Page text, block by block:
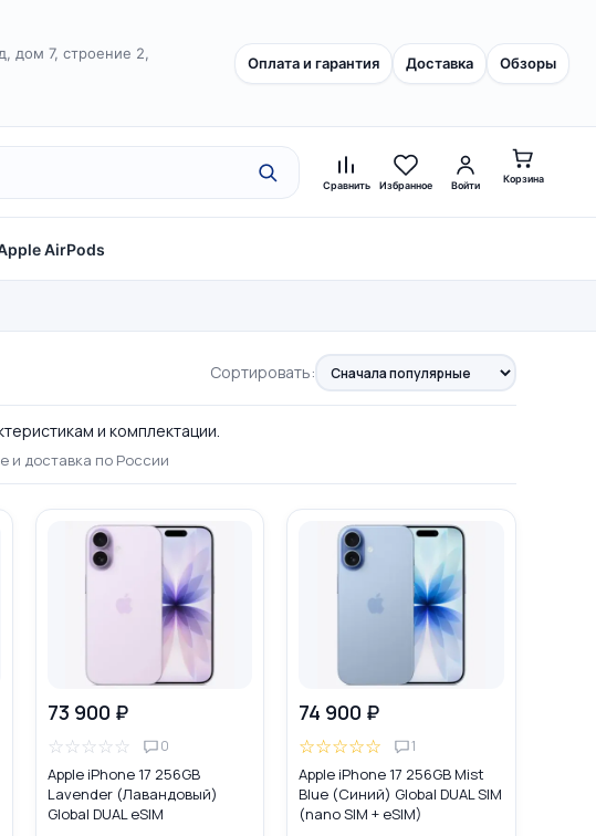
дом 7, строение 2,
Оплата и гарантия Доставка Обзоры
Сравнить Избранное Войти
Корзина
AirPods
Сортировать:
и комплектации.
и доставка по России
73 900 ₽
☆☆☆☆☆ 0
Apple iPhone 17 256GB
Lavender (Лавандовый)
Global DUAL eSIM
74 900 ₽
☆☆☆☆☆ 1
Apple iPhone 17 256GB Mist
Blue (Синий) Global DUAL SIM
(nano SIM + eSIM)